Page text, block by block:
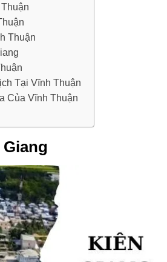
Thuận
Tại Vĩnh Thuận
Của Vĩnh Thuận